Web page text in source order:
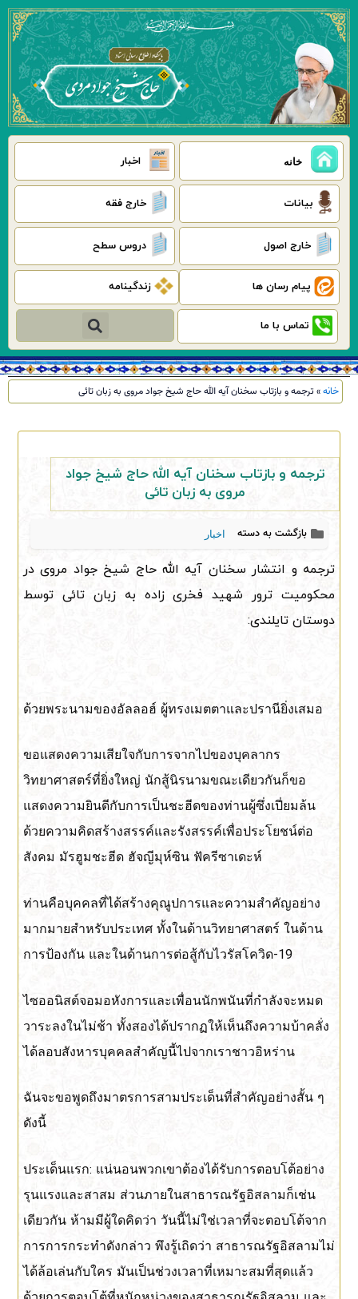
پرش
محتوا
خانه اخبار
بیانات خارج فقه
خارج اصول دروس سطح
پیام رسان ها زندگینامه
تماس با ما جستجو
خانه» ترجمه و بازتاب سخنان آیه الله حاج شیخ جواد مروی به زبان تائی
ترجمه و بازتاب سخنان آیه الله حاج شیخ جواد
مروی به زبان تائی
بازگشت به دسته اخبار
ترجمه و انتشار سخنان آیه الله حاج شیخ جواد مروی در
محکومیت ترور شهید فخری زاده به زبان تائی توسط
دوستان تایلندی:
ด้วยพระนามของอัลลอฮ์ ผู้ทรงเมตตาและปรานียิ่งเสมอ
ขอแสดงความเสียใจกับการจากไปของบุคลากร
วิทยาศาสตร์ที่ยิ่งใหญ่ นักสู้นิรนามขณะเดียวกันก็ขอ
แสดงความยินดีกับการเป็นชะฮีดของท่านผู้ซึ่งเปี่ยมล้น
ด้วยความคิดสร้างสรรค์และรังสรรค์เพื่อประโยชน์ต่อ
สังคม มัรฮูมชะฮีด ฮัจญีมุห์ซิน ฟัครีซาเดะห์
ท่านคือบุคคลที่ได้สร้างคุณูปการและความสำคัญอย่าง
มากมายสำหรับประเทศ ทั้งในด้านวิทยาศาสตร์ ในด้าน
การป้องกัน และในด้านการต่อสู้กับไวรัสโควิด-19
ไซออนิสต์จอมอหังการและเพื่อนนักพนันที่กำลังจะหมด
วาระลงในไม่ช้า ทั้งสองได้ปรากฏให้เห็นถึงความบ้าคลั่ง
ได้ลอบสังหารบุคคลสำคัญนี้ไปจากเราชาวอิหร่าน
ฉันจะขอพูดถึงมาตรการสามประเด็นที่สำคัญอย่างสั้น ๆ
ดังนี้
ประเด็นแรก: แน่นอนพวกเขาต้องได้รับการตอบโต้อย่าง
รุนแรงและสาสม ส่วนภายในสาธารณรัฐอิสลามก็เช่น
เดียวกัน ห้ามมีผู้ใดคิดว่า วันนี้ไม่ใช่เวลาที่จะตอบโต้จาก
การการกระทำดังกล่าว พึงรู้เถิดว่า สาธารณรัฐอิสลามไม่
ได้ล้อเล่นกับใคร มันเป็นช่วงเวลาที่เหมาะสมที่สุดแล้ว